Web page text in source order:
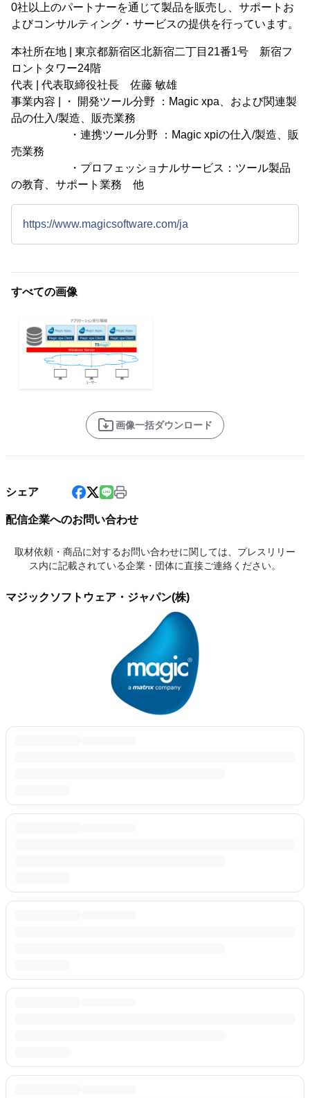
0社以上のパートナーを通じて製品を販売し、サポートお
よびコンサルティング・サービスの提供を行っています。
本社所在地 | 東京都新宿区北新宿二丁目21番1号 新宿フ
ロントタワー24階
代表 | 代表取締役社長 佐藤 敏雄
事業内容 | ・ 開発ツール分野 ：Magic xpa、および関連製
品の仕入/製造、販売業務
・連携ツール分野 ：Magic xpiの仕入/製造、販
売業務
・プロフェッショナルサービス：ツール製品
の教育、サポート業務 他
https://www.magicsoftware.com/ja
すべての画像
画像一括ダウンロード
シェア
配信企業へのお問い合わせ
取材依頼・商品に対するお問い合わせに関しては、プレスリリー
ス内に記載されている企業・団体に直接ご連絡ください。
マジックソフトウェア・ジャパン(株)